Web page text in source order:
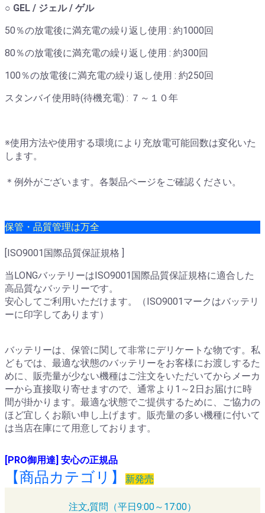
○ GEL / ジェル / ゲル
50％の放電後に満充電の繰り返し使用 : 約1000回
80％の放電後に満充電の繰り返し使用 : 約300回
100％の放電後に満充電の繰り返し使用 : 約250回
スタンバイ使用時(待機充電) : ７～１０年
※使用方法や使用する環境により充放電可能回数は変化いた
します。
＊例外がございます。各製品ページをご確認ください。
保管・品質管理は万全
[ISO9001国際品質保証規格 ]
当LONGバッテリーはISO9001国際品質保証規格に適合した
高品質なバッテリーです。
安心してご利用いただけます。（ISO9001マークはバッテリ
ーに印字してあります）
バッテリーは、保管に関して非常にデリケートな物です。私
どもでは、最適な状態のバッテリーをお客様にお渡しするた
めに、販売量が少ない機種はご注文をいただいてからメーカ
ーから直接取り寄せますので、通常より1～2日お届けに時
間が掛かります。最適な状態でご提供するために、ご協力の
ほど宜しくお願い申し上げます。販売量の多い機種に付いて
は当店在庫にて用意しております。
[PRO御用達] 安心の正規品
【商品カテゴリ】 新発売
注文,質問（平日9:00～17:00）